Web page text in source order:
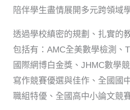
陪伴學生盡情展開多元跨領域
透過學校縝密的規劃、扎實的
包括有：AMC全美數學檢測、
國際網博白金獎、JHMC數學
寫作競賽優選與佳作、全國國
職組特優、全國高中小論文競